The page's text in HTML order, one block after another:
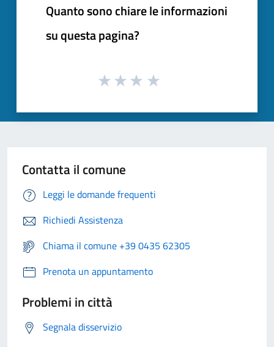
Quanto sono chiare le informazioni
su questa pagina?
Contatta il comune
Leggi le domande frequenti
Richiedi Assistenza
Chiama il comune +39 0435 62305
Prenota un appuntamento
Problemi in città
Segnala disservizio